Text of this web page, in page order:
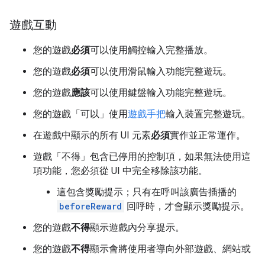
遊戲互動
您的遊戲必須可以使用觸控輸入完整播放。
您的遊戲必須可以使用滑鼠輸入功能完整遊玩。
您的遊戲應該可以使用鍵盤輸入功能完整遊玩。
您的遊戲「可以」 使用遊戲手把輸入裝置完整遊玩。
在遊戲中顯示的所有 UI 元素必須實作並正常運作。
遊戲「不得」 包含已停用的控制項，如果無法使用這
項功能，您必須從 UI 中完全移除該功能。
這包含獎勵提示；只有在呼叫該廣告插播的
beforeReward 回呼時，才會顯示獎勵提示。
您的遊戲不得顯示遊戲內分享提示。
您的遊戲不得顯示會將使用者導向外部遊戲、網站或